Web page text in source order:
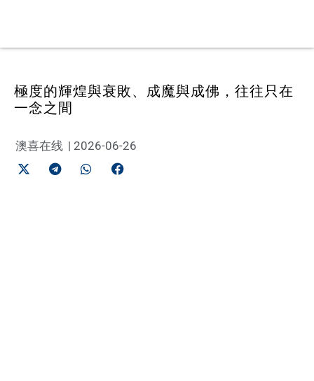
極度的輝煌與衰敗、成魔與成佛，往往只在
一念之間
澳喜在线 | 2026-06-26